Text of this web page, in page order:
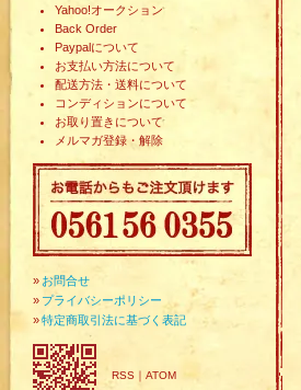
Yahoo!オークション
Back Order
Paypalについて
お支払い方法について
配送方法・送料について
コンディションについて
お取り置きについて
メルマガ登録・解除
» お問合せ
» プライバシーポリシー
»特定商取引法に基づく表記
RSS ｜ ATOM